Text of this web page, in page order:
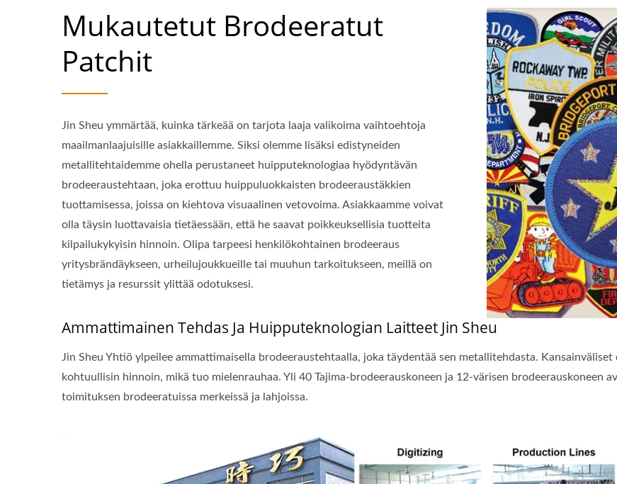
Mukautetut Brodeeratut
Patchit
Jin Sheu ymmärtää, kuinka tärkeää on tarjota laaja valikoima vaihtoehtoja
maailmanlaajuisille asiakkaillemme. Siksi olemme lisäksi edistyneiden
metallitehtaidemme ohella perustaneet huipputeknologiaa hyödyntävän
brodeeraustehtaan, joka erottuu huippuluokkaisten brodeeraustäkkien
tuottamisessa, joissa on kiehtova visuaalinen vetovoima. Asiakkaamme voivat
olla täysin luottavaisia tietäessään, että he saavat poikkeuksellisia tuotteita
kilpailukykyisin hinnoin. Olipa tarpeesi henkilökohtainen brodeeraus
yritysbrändäykseen, urheilujoukkueille tai muuhun tarkoitukseen, meillä on
tietämys ja resurssit ylittää odotuksesi.
Ammattimainen Tehdas Ja Huipputeknologian Laitteet Jin Sheu
Jin Sheu Yhtiö ylpeilee ammattimaisella brodeeraustehtaalla, joka täydentää sen metallitehdasta.
kohtuullisin hinnoin, mikä tuo mielenrauhaa. Yli 40 Tajima-brodeerauskoneen ja 12-värisen brodeerauskoneen
toimituksen brodeeratuissa merkeissä ja lahjoissa.